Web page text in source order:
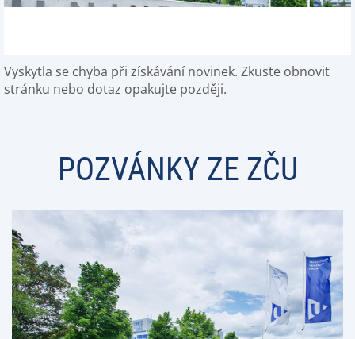
Vyskytla se chyba při získávání novinek. Zkuste obnovit
stránku nebo dotaz opakujte později.
POZVÁNKY ZE ZČU